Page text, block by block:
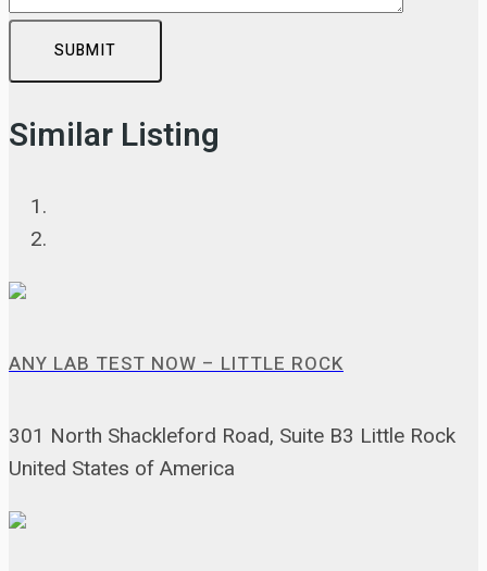
SUBMIT
Similar Listing
ANY LAB TEST NOW – LITTLE ROCK
301 North Shackleford Road, Suite B3 Little Rock
United States of America